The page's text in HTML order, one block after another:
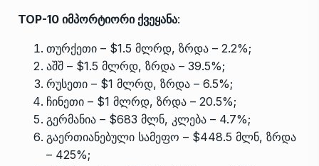
TOP-10 იმპორტიორი ქვეყანა:
თურქეთი – $1.5 მლრდ, ზრდა – 2.2%;
აშშ – $1.5 მლრდ, ზრდა – 39.5%;
რუსეთი – $1 მლრდ, ზრდა – 6.5%;
ჩინეთი – $1 მლრდ, ზრდა – 20.5%;
გერმანია – $683 მლნ, კლება – 4.7%;
გაერთიანებული სამეფო – $448.5 მლნ, ზრდა
– 425%;